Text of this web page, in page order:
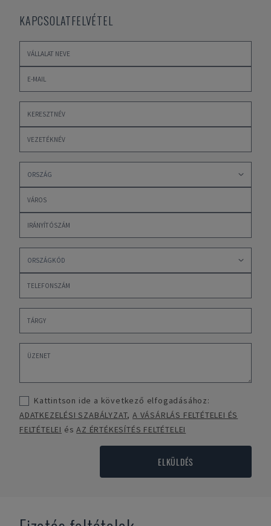
KAPCSOLATFELVÉTEL
Kattintson ide a következő elfogadásához:
ADATKEZELÉSI SZABÁLYZAT,A VÁSÁRLÁS FELTÉTELEI ÉS
FELTÉTELEI ésAZ ÉRTÉKESÍTÉS FELTÉTELEI
ELKÜLDÉS